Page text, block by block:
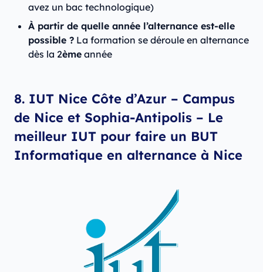
avez un bac technologique)
À partir de quelle année l’alternance est-elle
possible ? La formation se déroule en alternance
dès la 2ème année
8. IUT Nice Côte d’Azur – Campus
de Nice et Sophia-Antipolis – Le
meilleur IUT pour faire un BUT
Informatique en alternance à Nice